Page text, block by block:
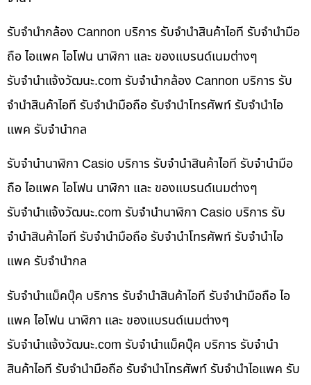
รับจำนำกล้อง Cannon บริการ รับจำนำสินค้าไอที รับจำนำมือ
ถือ ไอแพค ไอโฟน นาฬิกา และ ของแบรนด์เนมต่างๆ
รับจํานําแจ้งวัฒนะ.com รับจำนำกล้อง Cannon บริการ รับ
จำนำสินค้าไอที รับจำนำมือถือ รับจำนำโทรศัพท์ รับจำนำไอ
แพค รับจำนำกล
รับจำนำนาฬิกา Casio บริการ รับจำนำสินค้าไอที รับจำนำมือ
ถือ ไอแพค ไอโฟน นาฬิกา และ ของแบรนด์เนมต่างๆ
รับจํานําแจ้งวัฒนะ.com รับจำนำนาฬิกา Casio บริการ รับ
จำนำสินค้าไอที รับจำนำมือถือ รับจำนำโทรศัพท์ รับจำนำไอ
แพค รับจำนำกล
รับจำนำแม็คบุ๊ค บริการ รับจำนำสินค้าไอที รับจำนำมือถือ ไอ
แพค ไอโฟน นาฬิกา และ ของแบรนด์เนมต่างๆ
รับจํานําแจ้งวัฒนะ.com รับจำนำแม็คบุ๊ค บริการ รับจำนำ
สินค้าไอที รับจำนำมือถือ รับจำนำโทรศัพท์ รับจำนำไอแพค รับ